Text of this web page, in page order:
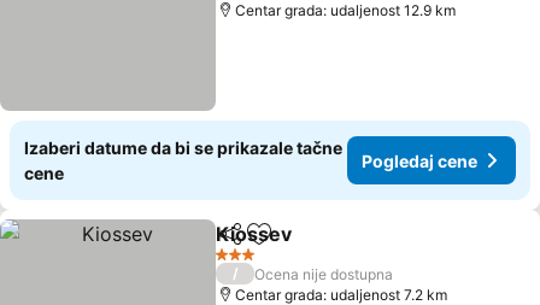
Centar grada: udaljenost 12.9 km
Izaberi datume da bi se prikazale tačne
cene
Pogledaj cene
Deli Dodati u favorite
Kiossev
3 Zvezdice
/
Ocena nije dostupna
Centar grada: udaljenost 7.2 km